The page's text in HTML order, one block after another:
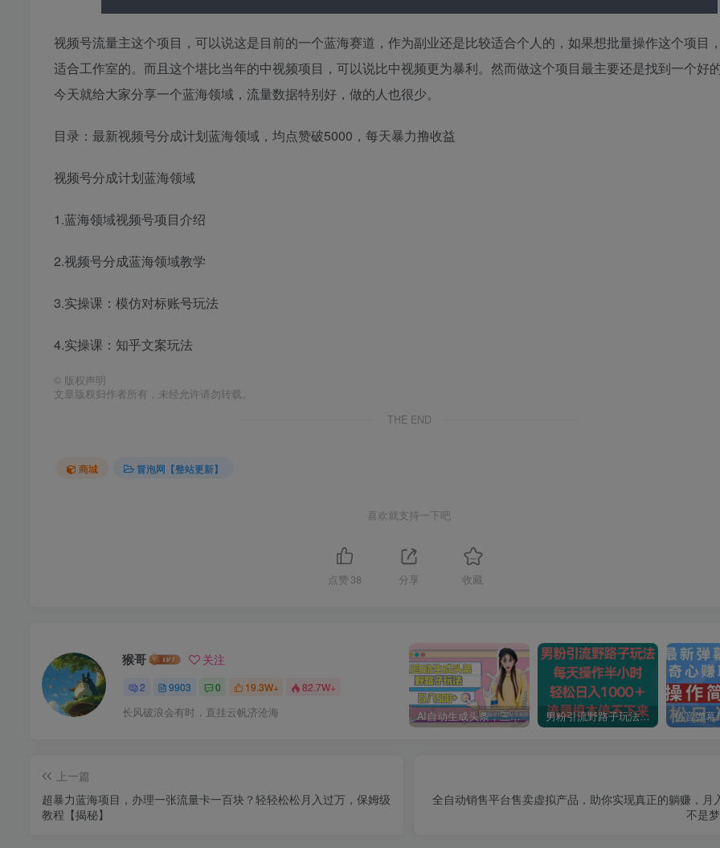
视频号流量主这个项目，可以说这是目前的一个蓝海赛道，作为副业还是比较适合个人的，如果想批量操作这个项目
适合工作室的。而且这个堪比当年的中视频项目，可以说比中视频更为暴利。然而做这个项目最主要还是找到一个好
今天就给大家分享一个蓝海领域，流量数据特别好，做的人也很少。
目录：最新视频号分成计划蓝海领域，均点赞破5000，每天暴力撸收益
视频号分成计划蓝海领域
1.蓝海领域视频号项目介绍
2.视频号分成蓝海领域教学
3.实操课：模仿对标账号玩法
4.实操课：知乎文案玩法
© 版权声明
文章版权归作者所有，未经允许请勿转载。
THE END
商城 冒泡网【整站更新】
喜欢就支持一下吧
点赞 38 分享 收藏
猴哥 关注
2 9903 0 19.3W+ 82.7W+
长风破浪会有时，直挂云帆济沧海 AI自动生成头条，三天必起号，三分钟轻松发布内容，复制粘贴，保姆级教… 男粉引流野路子玩法，每天操作半小时轻松日入1000＋，流量根本停不下来
上一篇
超暴力蓝海项目，办理一张流量卡一百块？轻轻松松月入过万，保姆级
教程【揭秘】
全自动销售平台售卖虚拟产品，助你实现真正的躺赚，月
不是